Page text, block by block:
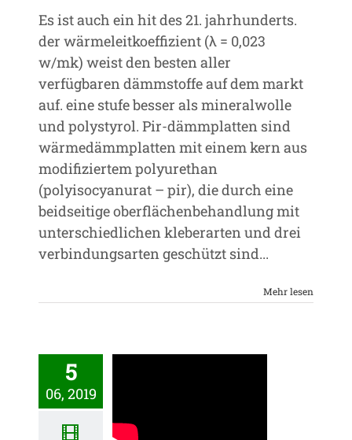
Es ist auch ein hit des 21. jahrhunderts.
der wärmeleitkoeffizient (λ = 0,023
w/mk) weist den besten aller
verfügbaren dämmstoffe auf dem markt
auf. eine stufe besser als mineralwolle
und polystyrol. Pir-dämmplatten sind
wärmedämmplatten mit einem kern aus
modifiziertem polyurethan
(polyisocyanurat – pir), die durch eine
beidseitige oberflächenbehandlung mit
unterschiedlichen kleberarten und drei
verbindungsarten geschützt sind...
Mehr lesen
5
06, 2019